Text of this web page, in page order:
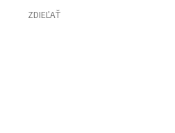
ZDIEĽAŤ